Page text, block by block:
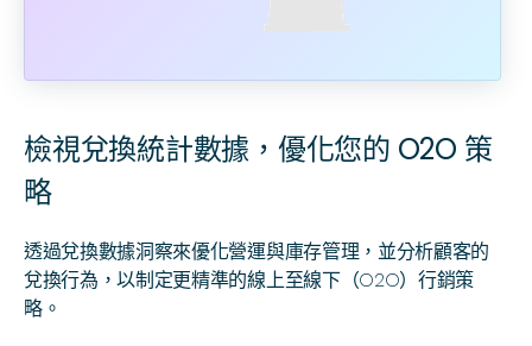
檢視兌換統計數據，優化您的 O2O 策
略
透過兌換數據洞察來優化營運與庫存管理，並分析顧客的
兌換行為，以制定更精準的線上至線下（O2O）行銷策
略。